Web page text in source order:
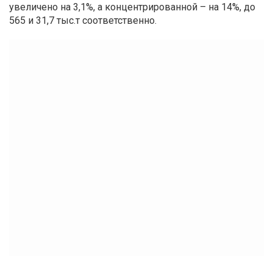
увеличено на 3,1%, а концентрированной – на 14%, до
565 и 31,7 тыс.т соответственно.